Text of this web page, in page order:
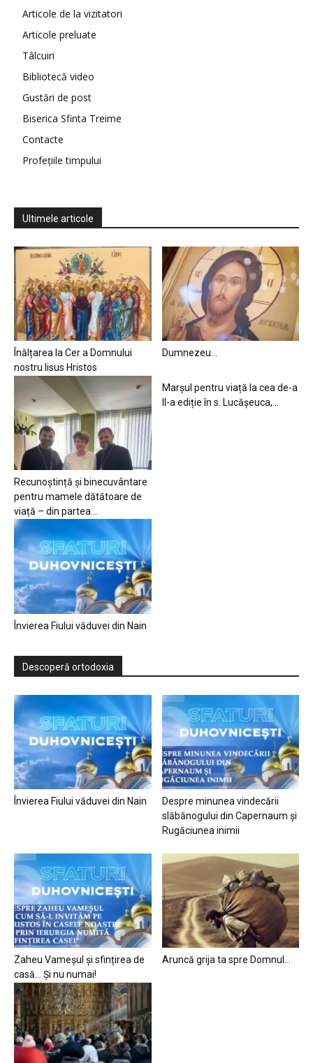
Articole de la vizitatori
Articole preluate
Tâlcuiri
Bibliotecă video
Gustări de post
Biserica Sfinta Treime
Contacte
Profețiile timpului
Ultimele articole
Înălțarea la Cer a Domnului
nostru Iisus Hristos
Dumnezeu…
Recunoștință și binecuvântare
pentru mamele dătătoare de
viață – din partea...
Marșul pentru viață la cea de-a
II-a ediție în s. Lucășeuca,...
Învierea Fiului văduvei din Nain
Descoperă ortodoxia
Învierea Fiului văduvei din Nain
Despre minunea vindecării
slăbănogului din Capernaum și
Rugăciunea inimii
Zaheu Vameșul și sfințirea de
casă… Și nu numai!
Aruncă grija ta spre Domnul…